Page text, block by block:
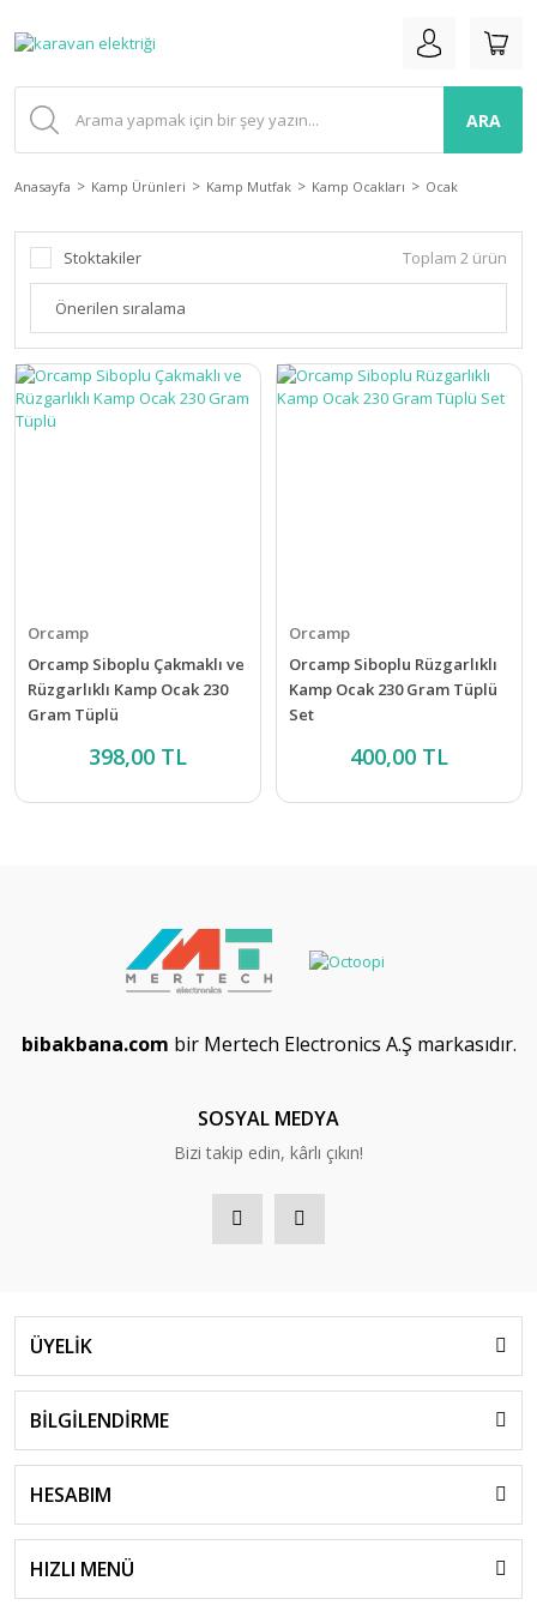
ARA
Anasayfa Kamp Ürünleri Kamp Mutfak Kamp Ocakları Ocak
Stoktakiler Toplam 2 ürün
Orcamp
Orcamp Siboplu Çakmaklı ve
Rüzgarlıklı Kamp Ocak 230
Gram Tüplü
398,00 TL
Orcamp
Orcamp Siboplu Rüzgarlıklı
Kamp Ocak 230 Gram Tüplü
Set
400,00 TL
bibakbana.com bir Mertech Electronics A.Ş markasıdır.
SOSYAL MEDYA
Bizi takip edin, kârlı çıkın!
ÜYELİK
BİLGİLENDİRME
HESABIM
HIZLI MENÜ